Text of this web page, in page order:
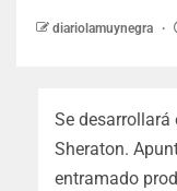
diariolamuynegra
Se desarrollará
Sheraton.
entramado